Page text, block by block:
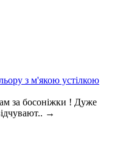
з м'якою устілкою
за босоніжки ! Дуже
→